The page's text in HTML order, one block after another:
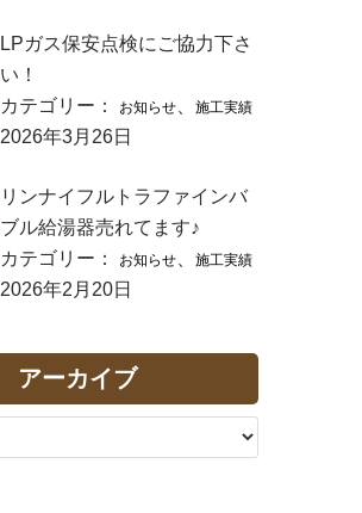
LPガス保安点検にご協力下さ
い！
カテゴリー：
お知らせ 施工実績
2026年3月26日
リンナイフルトラファインバ
ブル給湯器売れてます♪
カテゴリー：
お知らせ 施工実績
2026年2月20日
アーカイブ